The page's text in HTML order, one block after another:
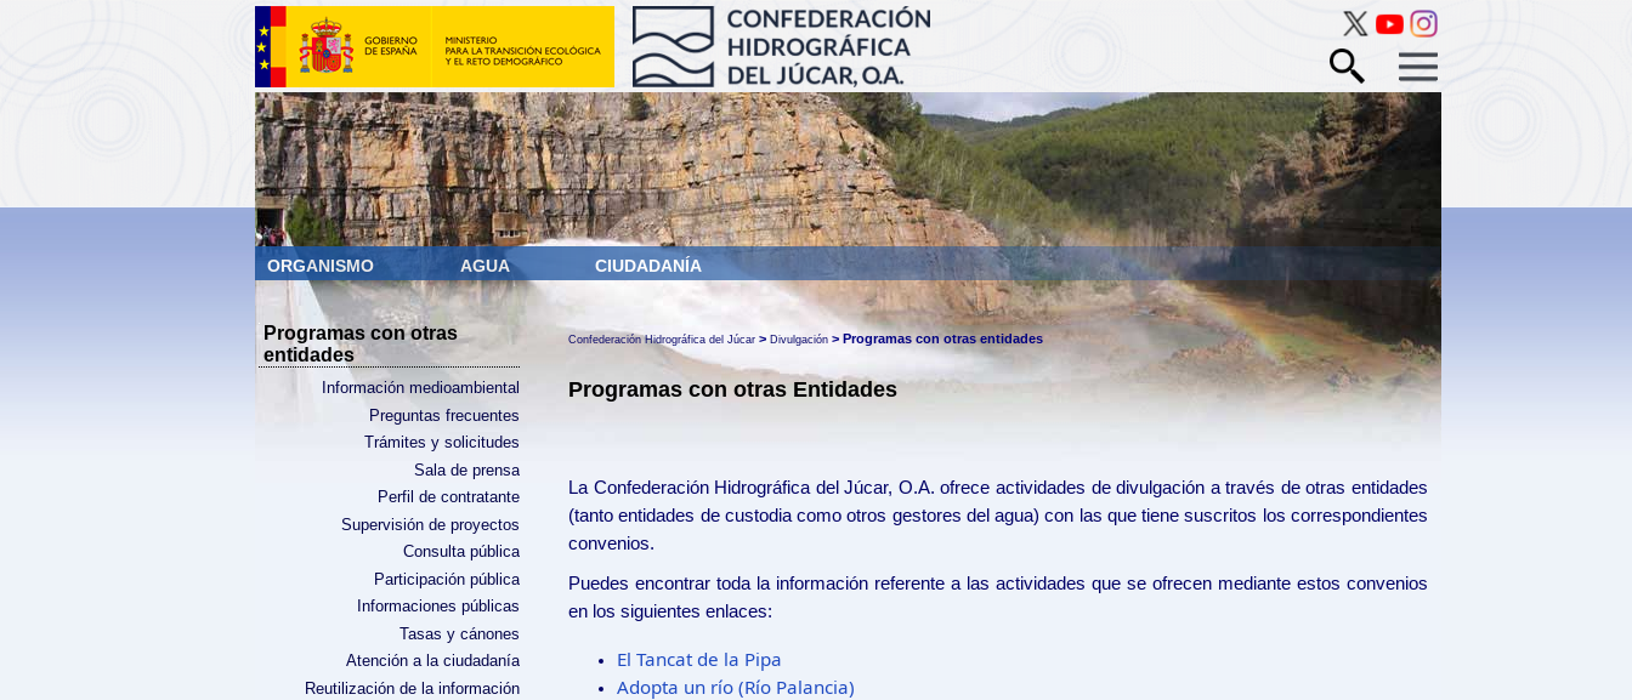
ORGANISMO AGUA CIUDADANÍA
Programas con otras
entidades
Información medioambiental
Preguntas frecuentes
Trámites y solicitudes
Sala de prensa
Perfil de contratante
Supervisión de proyectos
Consulta pública
Participación pública
Informaciones públicas
Tasas y cánones
Atención a la ciudadanía
Reutilización de la información
Confederación Hidrográfica del Júcar >Divulgación > Programas con otras entidades
Programas con otras Entidades
La Confederación Hidrográfica del Júcar, O.A.​ ofrece actividades de divulgación a través de otras entidades
(tanto entidades de custodia como otros gestores del agua) con las que tiene suscritos los correspondientes
convenios.
Puedes encontrar toda la información referente a las actividades que se ofrecen mediante estos convenios
en los siguientes enlaces:​
El Tancat de la Pipa
Adopta un río (Río Palancia)